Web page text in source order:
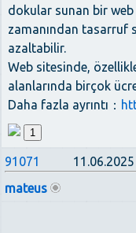
dokular sunan bir web
zamanından tasarruf
azaltabilir.
Web sitesinde,
alanlarında birçok
Daha fazla ayrıntı：
1
91071
mateus